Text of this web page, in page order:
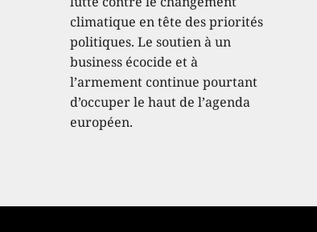
climatique en tête des priorités
politiques. Le soutien à un
business écocide et à
l’armement continue pourtant
d’occuper le haut de l’agenda
européen.